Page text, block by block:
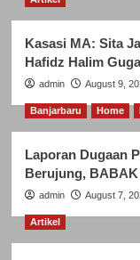
Kasasi MA: Sita
Hafidz Halim
admin August 9,
Banjarbaru Home
Laporan Dugaan
Berujung,
admin August 7,
Artikel